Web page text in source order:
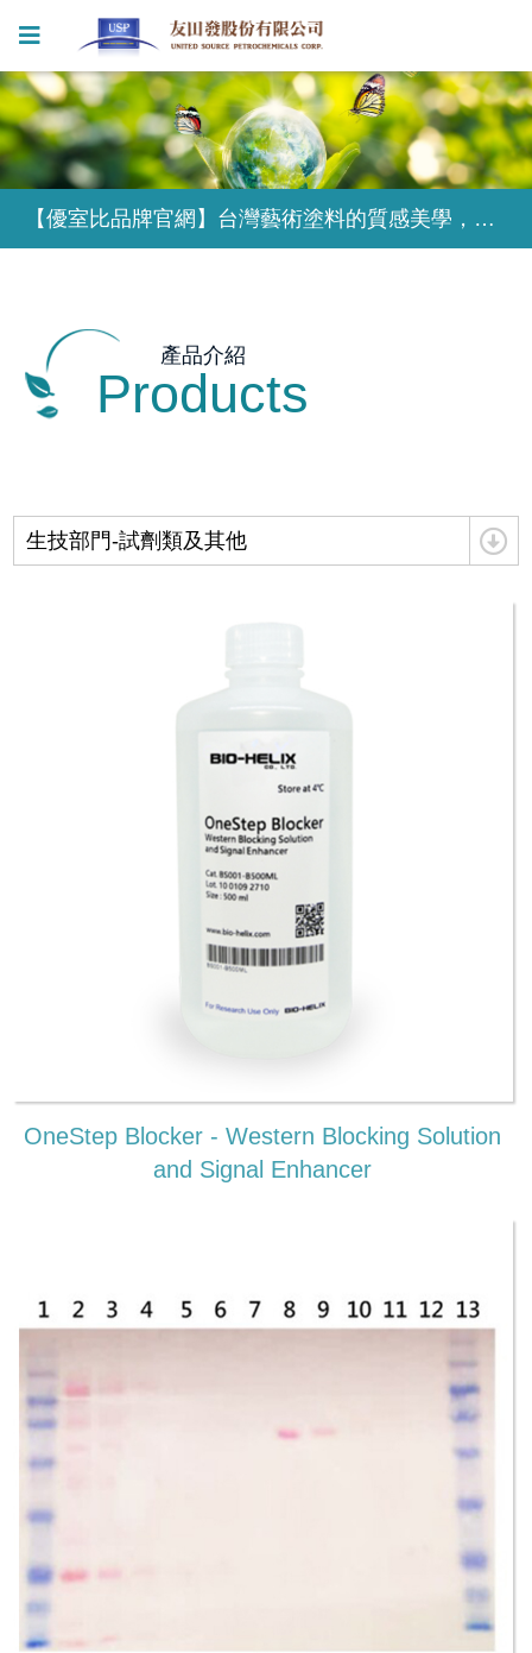
【優室比品牌官網】台灣藝術塗料的質感美學，為獨特的設計風格塑造無限可能
【優室比品牌官網】台灣藝術塗料的質感美學，為獨特的設計風格塑造無限可能
產品介紹
Products
生技部門-試劑類及其他
OneStep Blocker - Western Blocking Solution
and Signal Enhancer